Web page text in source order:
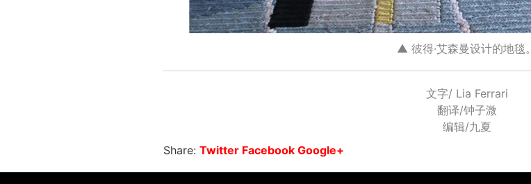
▲ 彼得·艾森曼设计的地毯。
文字/ Lia Ferrari
翻译/钟子溦
编辑/九夏
Share: Twitter Facebook Google+